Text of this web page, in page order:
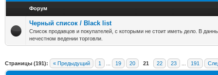
Форум
Черный список / Black list
Список продавцов и покупателей, с которыми не стоит иметь дело. В
нечестном ведении торговли.
Страницы (191): « Предыдущий 1 19 20 21 22 23 191